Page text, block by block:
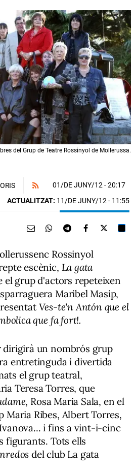
del Grup de Teatre Rossinyol de Mollerussa.
01/DE JUNY/12- 20:17
ACTUALITZAT: 11/DE JUNY/12 - 11:55
Rossinyol
escènic, La gata
el grup d'actors repeteixen
Maribel Masip,
Ves-te'n Antón que el
que fa fort!.
dirigirà un nombrós grup
entretinguda i divertida
el grup teatral,
Teresa Torres, que
, Rosa Maria Sala, en el
Maria Ribes, Albert Torres,
i fins a vint-i-cinc
figurants. Tots ells
del club La gata